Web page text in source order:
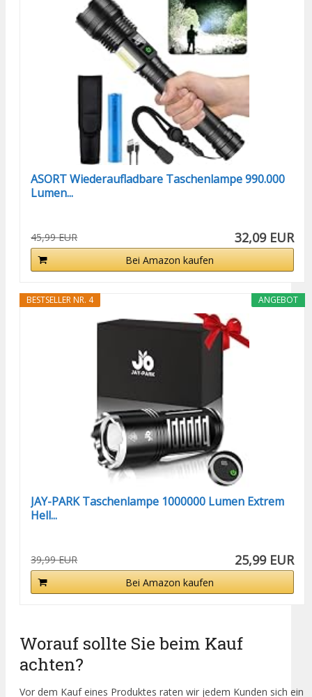
ASORT Wiederaufladbare Taschenlampe 990.000
Lumen...
45,99 EUR 32,09 EUR
Bei Amazon kaufen
ANGEBOT
BESTSELLER NR. 4
JAY-PARK Taschenlampe 1000000 Lumen Extrem
Hell...
39,99 EUR 25,99 EUR
Bei Amazon kaufen
Worauf sollte Sie beim Kauf
achten?
Vor dem Kauf eines Produktes raten wir jedem Kunden sich ein